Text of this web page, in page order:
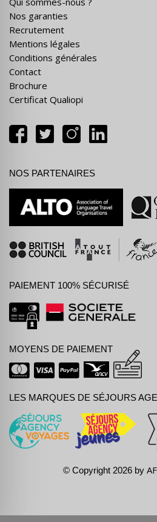
Nos garanties
Recrutement
Mentions légales
Conditions générales
Contact
Brochure
Certificat Qualiopi
NOS PARTENAIRES
PAIEMENT 100% SÉCURISÉ
MOYENS DE PAIEMENT
LES MARQUES DE SÉJOURS
© Copyright 2026 by